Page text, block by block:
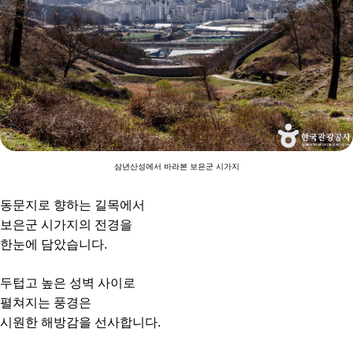
삼년산성에서 바라본 보은군 시가지
동문지로 향하는 길목에서
보은군 시가지의 전경을
한눈에 담았습니다.
두텁고 높은 성벽 사이로
펼쳐지는 풍경은
시원한 해방감을 선사합니다.